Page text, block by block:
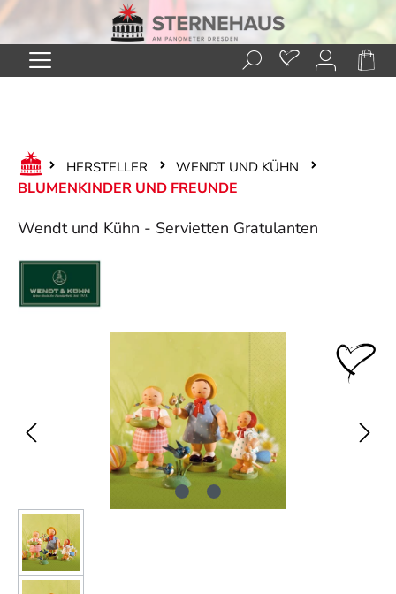
Zum Hauptinhalt springen
HERSTELLER WENDT UND KÜHN
BLUMENKINDER UND FREUNDE
Wendt und Kühn - Servietten Gratulanten